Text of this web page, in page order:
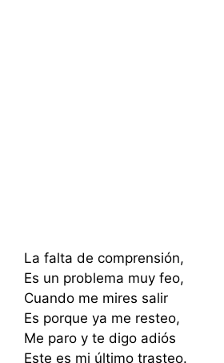
La falta de comprensión,
Es un problema muy feo,
Cuando me mires salir
Es porque ya me resteo,
Me paro y te digo adiós
Este es mi último trasteo.